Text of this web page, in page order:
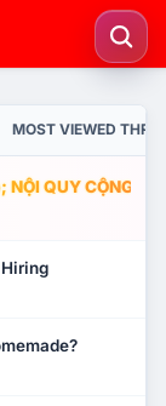
MOST VIEWED
QUY CỘNG